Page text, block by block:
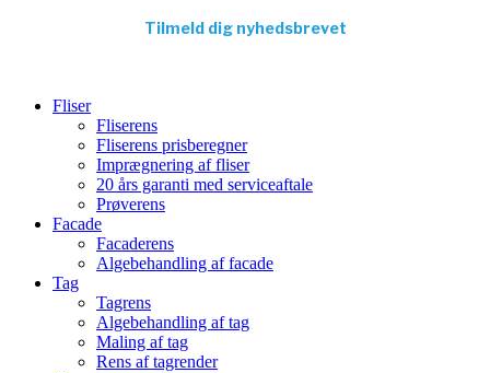
Tilmeld dig nyhedsbrevet
Fliser
Fliserens
Fliserens prisberegner
Imprægnering af fliser
20 års garanti med serviceaftale
Prøverens
Facade
Facaderens
Algebehandling af facade
Tag
Tagrens
Algebehandling af tag
Maling af tag
Rens af tagrender